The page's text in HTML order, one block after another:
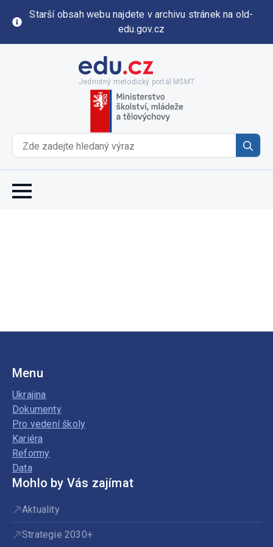
Starší obsah webu najdete v archivu stránek na old-
edu.gov.cz
Jednotný metodický portál MŠMT
for:
Menu
Ukrajina
Dokumenty
Pro vedení školy
Kariéra
Reformy
Data
Mohlo by Vás zajímat
Aktuality
Strategie 2030+